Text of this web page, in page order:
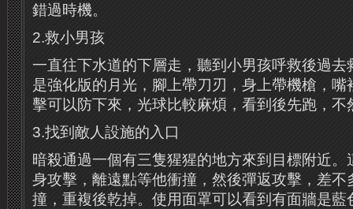
錯過時機。
2.救小男孩
一直往下水道的下層走，聽到小男孩呼救後過去
是強化版的月光，腳上帶刀刃，身上帶機槍，
擊可以防下來，光球比較麻煩，看到後先跑，不
3.找到敵人設施的入口
暗殺通過一個有三隻猩猩的地方來到目標附近
身攻擊，離遠點等他衝撞，然後彈返攻擊，差不
撞，重複後乾掉。使用面罩可以看到有面牆是藍